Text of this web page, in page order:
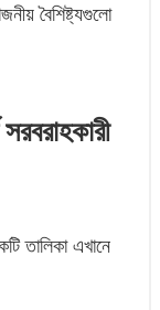
বৈশিষ্ট্যগুলো
তালিকা এখানে